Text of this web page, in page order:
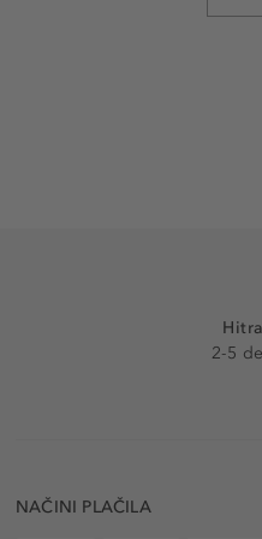
2-5
NAČINI PLAČILA